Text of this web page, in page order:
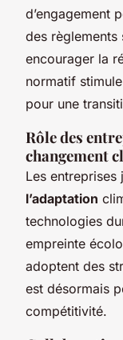
d’engagement
des
encourager la
normatif
pour une
Rôle des
changement
Les
l’adaptation
technologies
empreinte
adoptent des
est désormais
compétitivité.